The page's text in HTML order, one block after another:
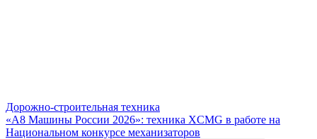
Дорожно-строительная техника
«А8 Машины России 2026»: техника XCMG в работе на
Национальном конкурсе механизаторов